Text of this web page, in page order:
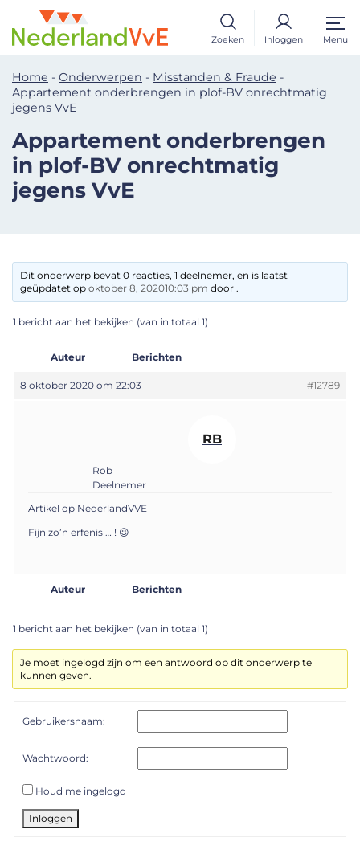
Zoeken Inloggen Menu
Home - Onderwerpen - Misstanden & Fraude -
Appartement onderbrengen in plof-BV onrechtmatig
jegens VvE
Appartement onderbrengen
in plof-BV onrechtmatig
jegens VvE
Dit onderwerp bevat 0 reacties, 1 deelnemer, en is laatst
geüpdatet opoktober 8, 202010:03 pm door .
1 bericht aan het bekijken (van in totaal 1)
Auteur Berichten
8 oktober 2020 om 22:03 #12789
RB
Rob
Deelnemer
Artikel op NederlandVVE
Fijn zo’n erfenis … ! 😉
Auteur Berichten
1 bericht aan het bekijken (van in totaal 1)
Je moet ingelogd zijn om een antwoord op dit onderwerp te
kunnen geven.
Gebruikersnaam:
Wachtwoord:
Houd me ingelogd
Inloggen